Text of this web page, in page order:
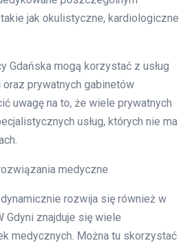
jak okulistyczne, kardiologiczne
Gdańska mogą korzystać z usług
prywatnych gabinetów
uwagę na to, że wiele prywatnych
usług, których nie ma
medyczne
rozwija się również w
Gdyni znajduje się wiele
medycznych. Można tu skorzystać